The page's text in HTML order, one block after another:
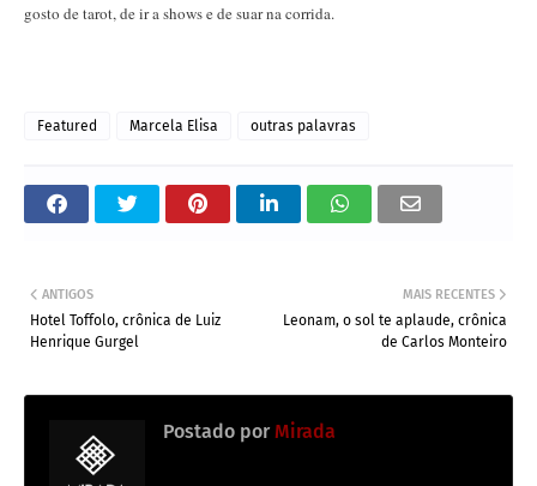
gosto de tarot, de ir a shows e de suar na corrida.
Featured Marcela Elisa outras palavras
MAIS RECENTES
Leonam, o sol te aplaude, crônica
de Carlos Monteiro
ANTIGOS
Hotel Toffolo, crônica de Luiz
Henrique Gurgel
Postado por Mirada